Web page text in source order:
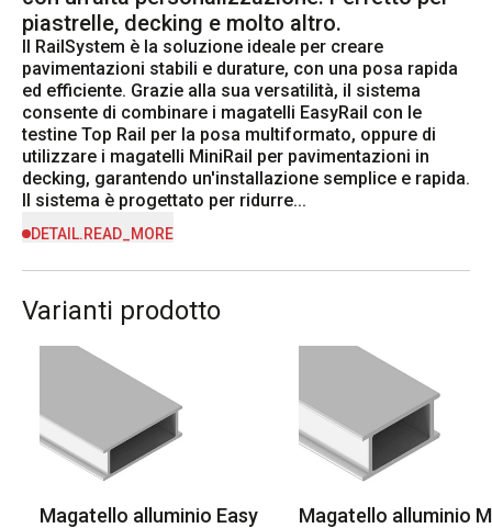
piastrelle, decking e molto altro.
Il RailSystem è la soluzione ideale per creare
pavimentazioni stabili e durature, con una posa rapida
ed efficiente. Grazie alla sua versatilità, il sistema
consente di combinare i magatelli EasyRail con le
testine Top Rail per la posa multiformato, oppure di
utilizzare i magatelli MiniRail per pavimentazioni in
decking, garantendo un'installazione semplice e rapida.
Il sistema è progettato per ridurre...
DETAIL.READ_MORE
Varianti prodotto
Magatello alluminio Easy
Magatello alluminio